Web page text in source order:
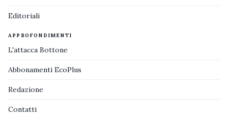
Editoriali
APPROFONDIMENTI
L'attacca Bottone
Abbonamenti EcoPlus
Redazione
Contatti